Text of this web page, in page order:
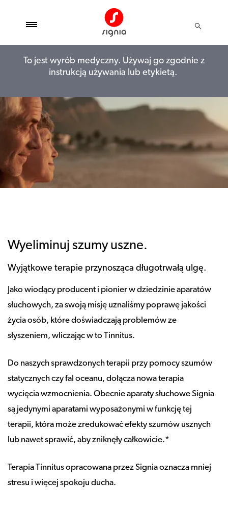
To jest wyrób medyczny. Używaj go zgodnie z
instrukcją używania lub etykietą.
Wyeliminuj szumy uszne.
Wyjątkowe terapie przynosząca długotrwałą ulgę.
Jako wiodący producent i pionier w dziedzinie aparatów
słuchowych, za swoją misję uznaliśmy poprawę jakości
życia osób, które doświadczają problemów ze
słyszeniem, wliczając w to Tinnitus.
Do naszych sprawdzonych terapii przy pomocy szumów
statycznych czy fal oceanu, dołącza nowa terapia
wycięcia wzmocnienia. Obecnie aparaty słuchowe Signia
są jedynymi aparatami wyposażonymi w funkcję tej
terapii, która może zredukować efekty szumów usznych
lub nawet sprawić, aby zniknęły całkowicie.*
Terapia Tinnitus opracowana przez Signia oznacza mniej
stresu i więcej spokoju ducha.